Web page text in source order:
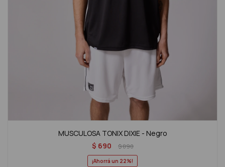
MUSCULOSA TONIX DIXIE - Negro
$ 690 $890
22